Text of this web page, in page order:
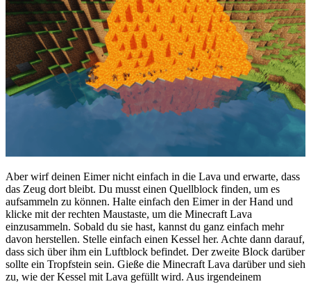
Aber wirf deinen Eimer nicht einfach in die Lava und erwarte, dass
das Zeug dort bleibt. Du musst einen Quellblock finden, um es
aufsammeln zu können. Halte einfach den Eimer in der Hand und
klicke mit der rechten Maustaste, um die Minecraft Lava
einzusammeln. Sobald du sie hast, kannst du ganz einfach mehr
davon herstellen. Stelle einfach einen Kessel her. Achte dann darauf,
dass sich über ihm ein Luftblock befindet. Der zweite Block darüber
sollte ein Tropfstein sein. Gieße die Minecraft Lava darüber und sieh
zu, wie der Kessel mit Lava gefüllt wird. Aus irgendeinem